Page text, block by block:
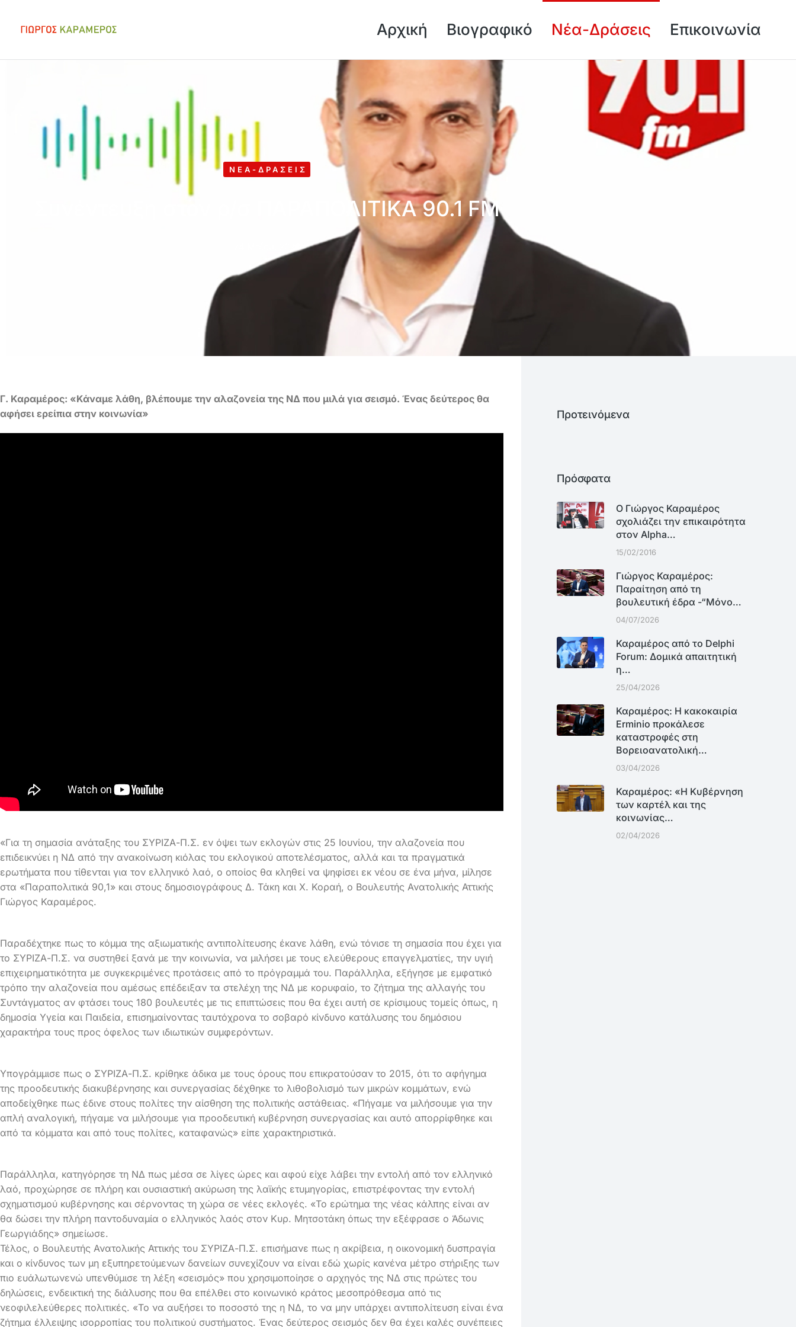
Αρχική Βιογραφικό Νέα-Δράσεις Επικοινωνία
ΝΈΑ-ΔΡΆΣΕΙΣ
Συνέντευξη στον ρ/σ ΠΑΡΑΠΟΛΙΤΙΚΑ 90.1 FM
24 Μαΐου, 2023
Γ. Καραμέρος: «Κάναμε λάθη, βλέπουμε την αλαζονεία της ΝΔ που μιλά για σεισμό. Ένας δεύτερος θα
αφήσει ερείπια στην κοινωνία»
«Για τη σημασία ανάταξης του ΣΥΡΙΖΑ-Π.Σ. εν όψει των εκλογών στις 25 Ιουνίου, την αλαζονεία που
επιδεικνύει η ΝΔ από την ανακοίνωση κιόλας του εκλογικού αποτελέσματος, αλλά και τα πραγματικά
ερωτήματα που τίθενται για τον ελληνικό λαό, ο οποίος θα κληθεί να ψηφίσει εκ νέου σε ένα μήνα, μίλησε
στα «Παραπολιτικά 90,1» και στους δημοσιογράφους Δ. Τάκη και Χ. Κοραή, ο Βουλευτής Ανατολικής Αττικής
Γιώργος Καραμέρος.
Παραδέχτηκε πως το κόμμα της αξιωματικής αντιπολίτευσης έκανε λάθη, ενώ τόνισε τη σημασία που έχει για
το ΣΥΡΙΖΑ-Π.Σ. να συστηθεί ξανά με την κοινωνία, να μιλήσει με τους ελεύθερους επαγγελματίες, την υγιή
επιχειρηματικότητα με συγκεκριμένες προτάσεις από το πρόγραμμά του. Παράλληλα, εξήγησε με εμφατικό
τρόπο την αλαζονεία που αμέσως επέδειξαν τα στελέχη της ΝΔ με κορυφαίο, το ζήτημα της αλλαγής του
Συντάγματος αν φτάσει τους 180 βουλευτές με τις επιπτώσεις που θα έχει αυτή σε κρίσιμους τομείς όπως, η
δημοσία Υγεία και Παιδεία, επισημαίνοντας ταυτόχρονα το σοβαρό κίνδυνο κατάλυσης του δημόσιου
χαρακτήρα τους προς όφελος των ιδιωτικών συμφερόντων.
Υπογράμμισε πως ο ΣΥΡΙΖΑ-Π.Σ. κρίθηκε άδικα με τους όρους που επικρατούσαν το 2015, ότι το αφήγημα
της προοδευτικής διακυβέρνησης και συνεργασίας δέχθηκε το λιθοβολισμό των μικρών κομμάτων, ενώ
αποδείχθηκε πως έδινε στους πολίτες την αίσθηση της πολιτικής αστάθειας. «Πήγαμε να μιλήσουμε για την
απλή αναλογική, πήγαμε να μιλήσουμε για προοδευτική κυβέρνηση συνεργασίας και αυτό απορρίφθηκε και
από τα κόμματα και από τους πολίτες, καταφανώς» είπε χαρακτηριστικά.
Παράλληλα, κατηγόρησε τη ΝΔ πως μέσα σε λίγες ώρες και αφού είχε λάβει την εντολή από τον ελληνικό
λαό, προχώρησε σε πλήρη και ουσιαστική ακύρωση της λαϊκής ετυμηγορίας, επιστρέφοντας την εντολή
σχηματισμού κυβέρνησης και σέρνοντας τη χώρα σε νέες εκλογές. «Το ερώτημα της νέας κάλπης είναι αν
θα δώσει την πλήρη παντοδυναμία ο ελληνικός λαός στον Κυρ. Μητσοτάκη όπως την εξέφρασε ο Άδωνις
Γεωργιάδης» σημείωσε.
Τέλος, ο Βουλευτής Ανατολικής Αττικής του ΣΥΡΙΖΑ-Π.Σ. επισήμανε πως η ακρίβεια, η οικονομική δυσπραγία
και ο κίνδυνος των μη εξυπηρετούμενων δανείων συνεχίζουν να είναι εδώ χωρίς κανένα μέτρο στήριξης των
πιο ευάλωτωνενώ υπενθύμισε τη λέξη «σεισμός» που χρησιμοποίησε ο αρχηγός της ΝΔ στις πρώτες του
δηλώσεις, ενδεικτική της διάλυσης που θα επέλθει στο κοινωνικό κράτος μεσοπρόθεσμα από τις
νεοφιλελεύθερες πολιτικές. «Το να αυξήσει το ποσοστό της η ΝΔ, το να μην υπάρχει αντιπολίτευση είναι ένα
ζήτημα έλλειψης ισορροπίας του πολιτικού συστήματος. Ένας δεύτερος σεισμός δεν θα έχει καλές συνέπειες
Προτεινόμενα
Πρόσφατα
Ο Γιώργος Καραμέρος
σχολιάζει την επικαιρότητα
στον Alpha…
15/02/2016
Γιώργος Καραμέρος:
Παραίτηση από τη
βουλευτική έδρα -“Μόνο…
04/07/2026
Καραμέρος από το Delphi
Forum: Δομικά απαιτητική
η…
25/04/2026
Καραμέρος: Η κακοκαιρία
Erminio προκάλεσε
καταστροφές στη
Βορειοανατολική…
03/04/2026
Καραμέρος: «Η Κυβέρνηση
των καρτέλ και της
κοινωνίας…
02/04/2026